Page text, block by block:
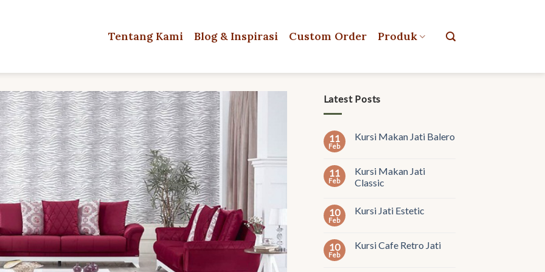
Tentang Kami Blog & Inspirasi Custom Order Produk
Latest Posts
11
Feb
Kursi Makan Jati Balero
11
Feb
Kursi Makan Jati
Classic
10
Feb
Kursi Jati Estetic
10
Feb
Kursi Cafe Retro Jati